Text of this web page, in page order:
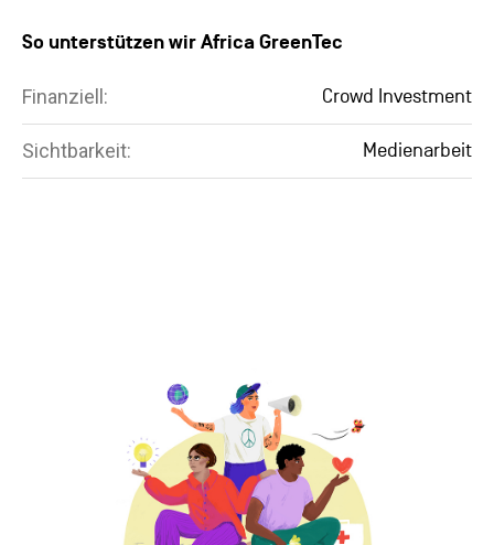
So unterstützen wir Africa GreenTec
Finanziell: Crowd Investment
Sichtbarkeit: Medienarbeit